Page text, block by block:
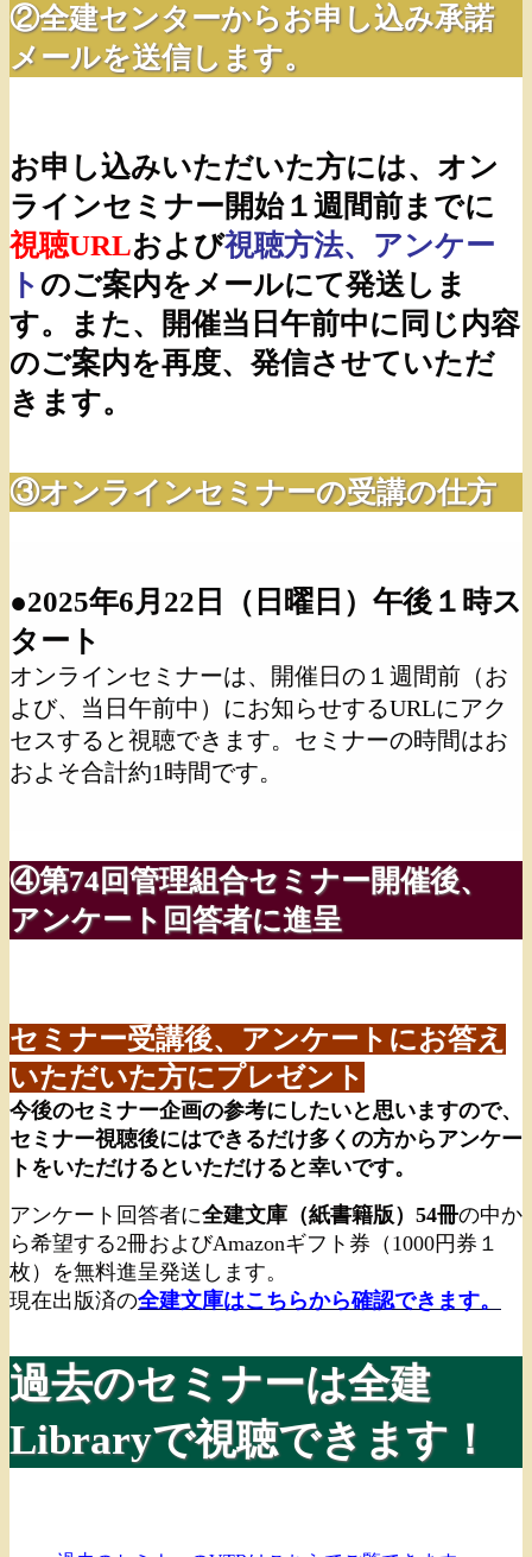
②全建センターからお申し込み承諾
メールを送信します。
お申し込みいただいた方には、オン
ラインセミナー開始１週間前までに
視聴URLおよび視聴方法、アンケー
ト のご案内をメールにて発送しま
す。また、開催当日午前中に同じ内容
のご案内を再度、発信させていただ
きます。
③オンラインセミナーの受講の仕方
●2025年6月22日（日曜日）午後１時ス
タート
オンラインセミナーは、開催日の１週間前（お
よび、当日午前中）にお知らせするURLにアク
セスすると視聴できます。セミナーの時間はお
およそ合計約1時間です。
④第74回管理組合セミナー開催後、
アンケート回答者に進呈
セミナー受講後、アンケートにお答え
いただいた方にプレゼント
今後のセミナー企画の参考にしたいと思いますので、
セミナー視聴後にはできるだけ多くの方からアンケー
トをいただけるといただけると幸いです。
アンケート回答者に全建文庫（紙書籍版）54冊の中か
ら希望する2冊およびAmazonギフト券（1000円券１
枚）を無料進呈発送します。
現在出版済の全建文庫はこちらから確認できます。
過去のセミナーは全建
Libraryで視聴できます！